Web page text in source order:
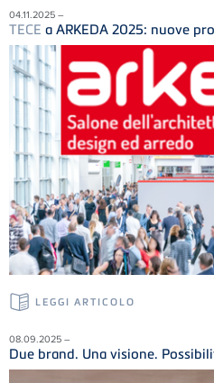
04.11.2025 –
TECE a ARKEDA 2025: nuove
LEGGI ARTICOLO
08.09.2025 –
Due brand. Una visione.